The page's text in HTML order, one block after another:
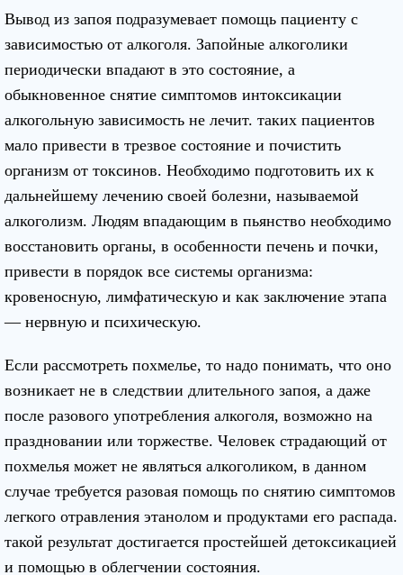
Вывод из запоя подразумевает помощь пациенту с
зависимостью от алкоголя. Запойные алкоголики
периодически впадают в это состояние, а
обыкновенное снятие симптомов интоксикации
алкогольную зависимость не лечит. таких пациентов
мало привести в трезвое состояние и почистить
организм от токсинов. Необходимо подготовить их к
дальнейшему лечению своей болезни, называемой
алкоголизм. Людям впадающим в пьянство необходимо
восстановить органы, в особенности печень и почки,
привести в порядок все системы организма:
кровеносную, лимфатическую и как заключение этапа
— нервную и психическую.
Если рассмотреть похмелье, то надо понимать, что оно
возникает не в следствии длительного запоя, а даже
после разового употребления алкоголя, возможно на
праздновании или торжестве. Человек страдающий от
похмелья может не являться алкоголиком, в данном
случае требуется разовая помощь по снятию симптомов
легкого отравления этанолом и продуктами его распада.
такой результат достигается простейшей детоксикацией
и помощью в облегчении состояния.